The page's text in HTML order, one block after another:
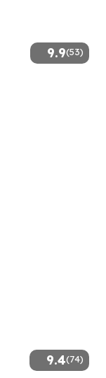
9.9(53)
9.4(74)